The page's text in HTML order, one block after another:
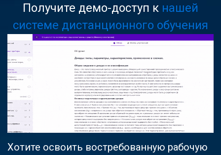
Получите демо-доступ к нашей
системе дистанционного обучения
Хотите освоить востребованную рабочую